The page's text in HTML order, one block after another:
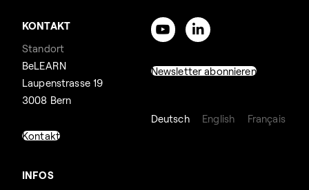
KONTAKT
Standort
BeLEARN
Laupenstrasse 19
3008 Bern
Kontakt
INFOS
Newsletter abonnieren
Deutsch English Français